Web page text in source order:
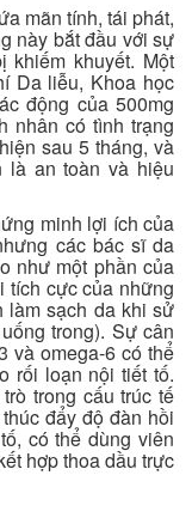
mãn tính, tái phát,
này bắt đầu với sự
khiếm khuyết. Một
Da liễu, Khoa học
động của 500mg
nhân có tình trạng
sau 5 tháng, và
là an toàn và hiệu
minh lợi ích của
các bác sĩ da
như một phần của
tích cực của những
làm sạch da khi sử
trong). Sự cân
và omega-6 có thể
rối loạn nội tiết tố.
trong cấu trúc tế
đẩy độ đàn hồi
có thể dùng viên
hợp thoa dầu trực